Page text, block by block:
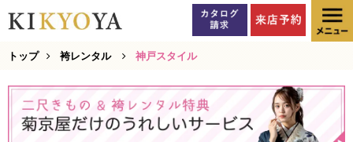
トップ 袴レンタル 神戸スタイル